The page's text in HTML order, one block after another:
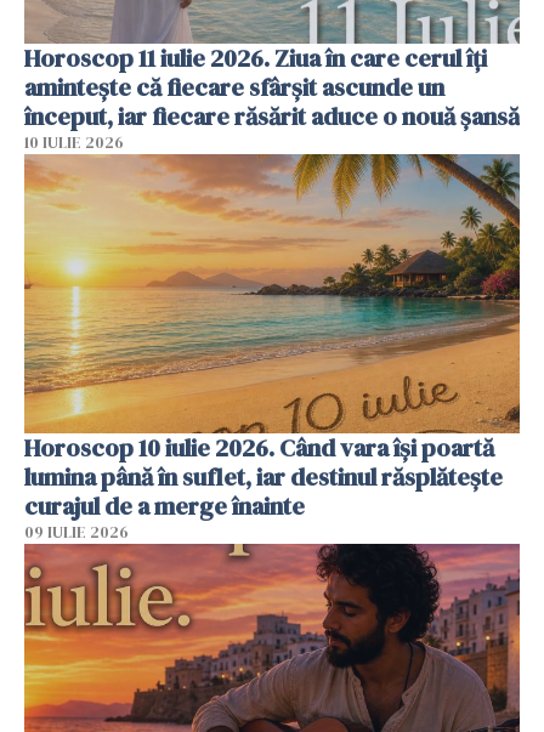
Horoscop 11 iulie 2026. Ziua în care cerul îți
amintește că fiecare sfârșit ascunde un
început, iar fiecare răsărit aduce o nouă șansă
10 IULIE 2026
Horoscop 10 iulie 2026. Când vara își poartă
lumina până în suflet, iar destinul răsplătește
curajul de a merge înainte
09 IULIE 2026